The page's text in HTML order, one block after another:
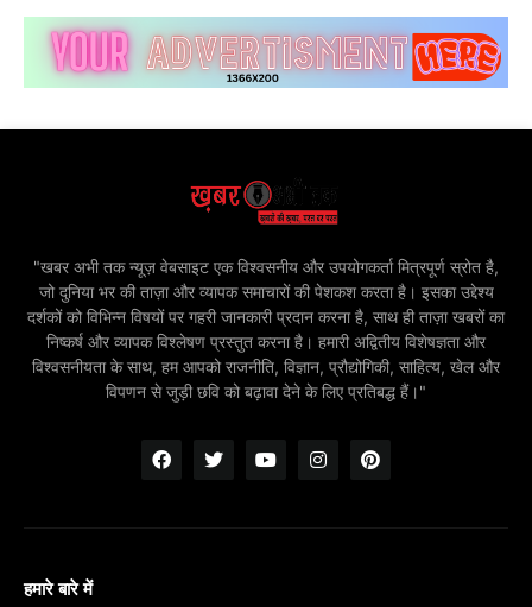
"खबर अभी तक न्यूज़ वेबसाइट एक विश्वसनीय और उपयोगकर्ता मित्रपूर्ण स्रोत है,
जो दुनिया भर की ताज़ा और व्यापक समाचारों की पेशकश करता है। इसका उद्देश्य
दर्शकों को विभिन्न विषयों पर गहरी जानकारी प्रदान करना है, साथ ही ताज़ा खबरों का
निष्कर्ष और व्यापक विश्लेषण प्रस्तुत करना है। हमारी अद्वितीय विशेषज्ञता और
विश्वसनीयता के साथ, हम आपको राजनीति, विज्ञान, प्रौद्योगिकी, साहित्य, खेल और
विपणन से जुड़ी छवि को बढ़ावा देने के लिए प्रतिबद्ध हैं।"
हमारे बारे में